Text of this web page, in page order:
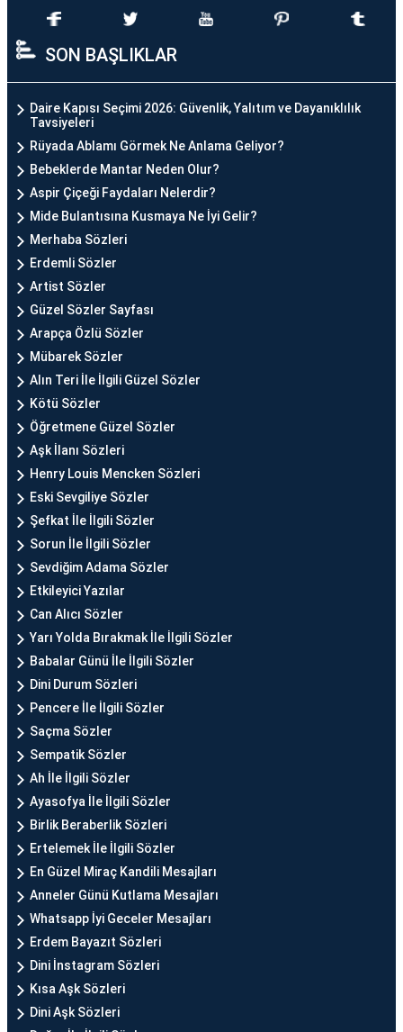
SON BAŞLIKLAR
Daire Kapısı Seçimi 2026: Güvenlik, Yalıtım ve Dayanıklılık
Tavsiyeleri
Rüyada Ablamı Görmek Ne Anlama Geliyor?
Bebeklerde Mantar Neden Olur?
Aspir Çiçeği Faydaları Nelerdir?
Mide Bulantısına Kusmaya Ne İyi Gelir?
Merhaba Sözleri
Erdemli Sözler
Artist Sözler
Güzel Sözler Sayfası
Arapça Özlü Sözler
Mübarek Sözler
Alın Teri İle İlgili Güzel Sözler
Kötü Sözler
Öğretmene Güzel Sözler
Aşk İlanı Sözleri
Henry Louis Mencken Sözleri
Eski Sevgiliye Sözler
Şefkat İle İlgili Sözler
Sorun İle İlgili Sözler
Sevdiğim Adama Sözler
Etkileyici Yazılar
Can Alıcı Sözler
Yarı Yolda Bırakmak İle İlgili Sözler
Babalar Günü İle İlgili Sözler
Dini Durum Sözleri
Pencere İle İlgili Sözler
Saçma Sözler
Sempatik Sözler
Ah İle İlgili Sözler
Ayasofya İle İlgili Sözler
Birlik Beraberlik Sözleri
Ertelemek İle İlgili Sözler
En Güzel Miraç Kandili Mesajları
Anneler Günü Kutlama Mesajları
Whatsapp İyi Geceler Mesajları
Erdem Bayazıt Sözleri
Dini İnstagram Sözleri
Kısa Aşk Sözleri
Dini Aşk Sözleri